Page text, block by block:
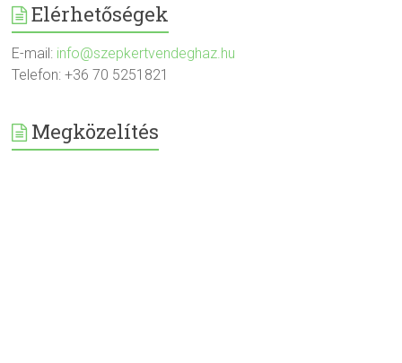
Elérhetőségek
E-mail: info@szepkertvendeghaz.hu
Telefon: +36 70 5251821
Megközelítés